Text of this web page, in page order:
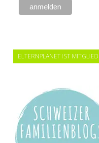
ELTERNPLANET IST